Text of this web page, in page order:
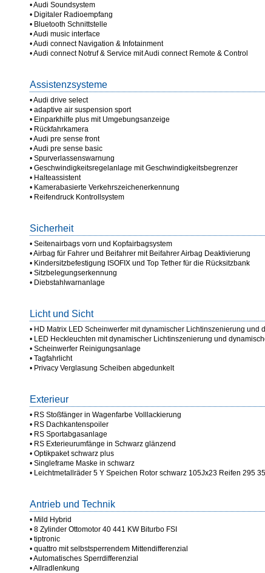
• Audi Soundsystem
• Digitaler Radioempfang
• Bluetooth Schnittstelle
• Audi music interface
• Audi connect Navigation & Infotainment
• Audi connect Notruf & Service mit Audi connect Remote & Control
Assistenzsysteme
• Audi drive select
• adaptive air suspension sport
• Einparkhilfe plus mit Umgebungsanzeige
• Rückfahrkamera
• Audi pre sense front
• Audi pre sense basic
• Spurverlassenswarnung
• Geschwindigkeitsregelanlage mit Geschwindigkeitsbegrenzer
• Halteassistent
• Kamerabasierte Verkehrszeichenerkennung
• Reifendruck Kontrollsystem
Sicherheit
• Seitenairbags vorn und Kopfairbagsystem
• Airbag für Fahrer und Beifahrer mit Beifahrer Airbag Deaktivierung
• Kindersitzbefestigung ISOFIX und Top Tether für die Rücksitzbank
• Sitzbelegungserkennung
• Diebstahlwarnanlage
Licht und Sicht
• HD Matrix LED Scheinwerfer mit dynamischer Lichtinszenierung und
• LED Heckleuchten mit dynamischer Lichtinszenierung und
• Scheinwerfer Reinigungsanlage
• Tagfahrlicht
• Privacy Verglasung Scheiben abgedunkelt
Exterieur
• RS Stoßfänger in Wagenfarbe Volllackierung
• RS Dachkantenspoiler
• RS Sportabgasanlage
• RS Exterieurumfänge in Schwarz glänzend
• Optikpaket schwarz plus
• Singleframe Maske in schwarz
• Leichtmetallräder 5 Y Speichen Rotor schwarz 105Jx23 Reifen 295
Antrieb und Technik
• Mild Hybrid
• 8 Zylinder Ottomotor 40 441 KW Biturbo FSI
• tiptronic
• quattro mit selbstsperrendem Mittendifferenzial
• Automatisches Sperrdifferenzial
• Allradlenkung